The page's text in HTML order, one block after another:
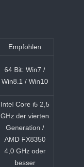
Empfohlen
64 Bit: Win7 /
Win8.1 / Win10
Intel Core i5 2,5
GHz der vierten
Generation /
AMD FX8350
4,0 GHz oder
besser